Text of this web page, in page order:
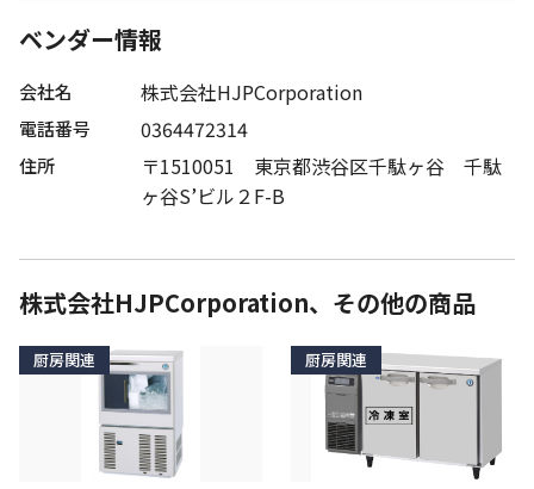
ベンダー情報
会社名 株式会社HJPCorporation
電話番号 0364472314
住所
〒1510051 東京都渋谷区千駄ヶ谷 千駄
ヶ谷S’ビル２F-B
株式会社HJPCorporation、その他の商品
厨房関連 厨房関連